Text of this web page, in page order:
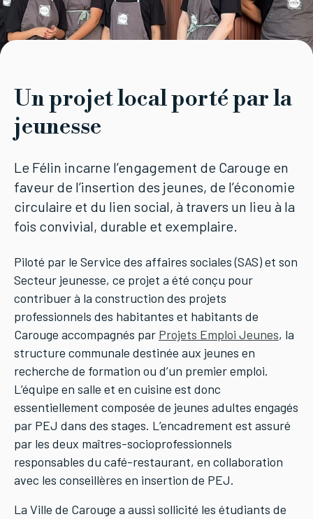
Un projet local porté par la
jeunesse
Le Félin incarne l’engagement de Carouge en
faveur de l’insertion des jeunes, de l’économie
circulaire et du lien social, à travers un lieu à la
fois convivial, durable et exemplaire.
Piloté par le Service des affaires sociales (SAS) et son
Secteur jeunesse, ce projet a été conçu pour
contribuer à la construction des projets
professionnels des habitantes et habitants de
Carouge accompagnés par Projets Emploi Jeunes, la
structure communale destinée aux jeunes en
recherche de formation ou d’un premier emploi.
L’équipe en salle et en cuisine est donc
essentiellement composée de jeunes adultes engagés
par PEJ dans des stages. L’encadrement est assuré
par les deux maîtres-socioprofessionnels
responsables du café-restaurant, en collaboration
avec les conseillères en insertion de PEJ.
La Ville de Carouge a aussi sollicité les étudiants de